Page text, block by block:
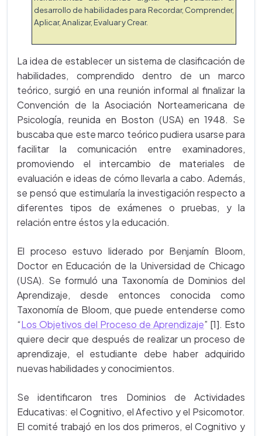
desarrollo de habilidades para Recordar, Comprender,
Aplicar, Analizar, Evaluar y Crear.
La idea de establecer un sistema de clasificación de
habilidades, comprendido dentro de un marco
teórico, surgió en una reunión informal al finalizar la
Convención de la Asociación Norteamericana de
Psicología, reunida en Boston (USA) en 1948. Se
buscaba que este marco teórico pudiera usarse para
facilitar la comunicación entre examinadores,
promoviendo el intercambio de materiales de
evaluación e ideas de cómo llevarla a cabo. Además,
se pensó que estimularía la investigación respecto a
diferentes tipos de exámenes o pruebas, y la
relación entre éstos y la educación.
El proceso estuvo liderado por Benjamín Bloom,
Doctor en Educación de la Universidad de Chicago
(USA). Se formuló una Taxonomía de Dominios del
Aprendizaje, desde entonces conocida como
Taxonomía de Bloom, que puede entenderse como
“Los Objetivos del Proceso de Aprendizaje” [1]. Esto
quiere decir que después de realizar un proceso de
aprendizaje, el estudiante debe haber adquirido
nuevas habilidades y conocimientos.
Se identificaron tres Dominios de Actividades
Educativas: el Cognitivo, el Afectivo y el Psicomotor.
El comité trabajó en los dos primeros, el Cognitivo y